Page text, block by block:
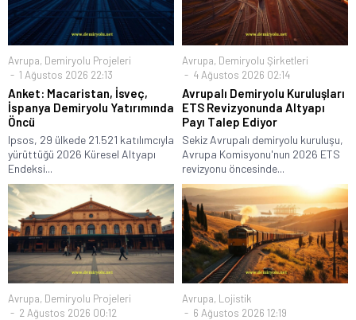
Avrupa, Demiryolu Projeleri
1 Ağustos 2026 22:13
Anket: Macaristan, İsveç,
İspanya Demiryolu Yatırımında
Öncü
Ipsos, 29 ülkede 21.521 katılımcıyla
yürüttüğü 2026 Küresel Altyapı
Endeksi...
Avrupa, Demiryolu Şirketleri
4 Ağustos 2026 02:14
Avrupalı Demiryolu Kuruluşları
ETS Revizyonunda Altyapı
Payı Talep Ediyor
Sekiz Avrupalı demiryolu kuruluşu,
Avrupa Komisyonu'nun 2026 ETS
revizyonu öncesinde...
Avrupa, Demiryolu Projeleri
2 Ağustos 2026 00:12
Avrupa, Lojistik
6 Ağustos 2026 12:19